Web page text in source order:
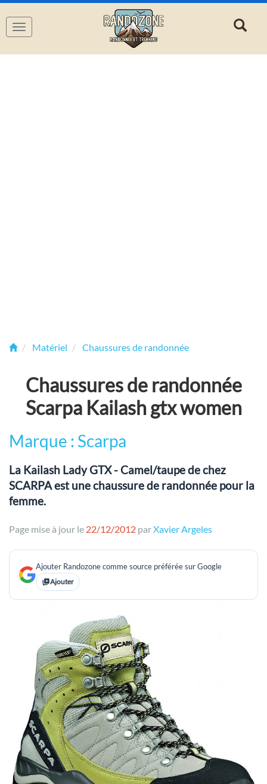
Navigation
Matériel Chaussures de randonnée
Chaussures de randonnée
Scarpa Kailash gtx women
Marque : Scarpa
La Kailash Lady GTX - Camel/taupe de chez
SCARPA est une chaussure de randonnée pour la
femme.
Page mise à jour le 22/12/2012 parXavier Argeles
Ajouter Randozone comme source préférée sur Google
Ajouter